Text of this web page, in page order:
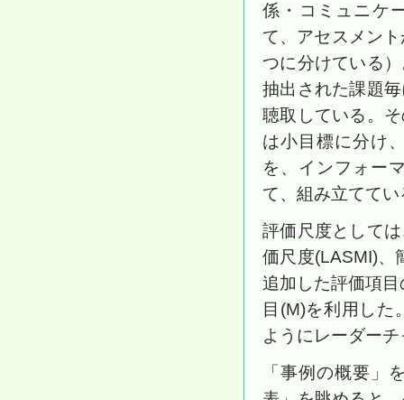
係・コミュニケ
て、アセスメン
つに分けている
抽出された課題
聴取している。
は小目標に分け
を、インフォー
て、組み立ててい
評価尺度として
価尺度(LASMI)、
追加した評価項
目(M)を利用した
ようにレーダー
「事例の概要」